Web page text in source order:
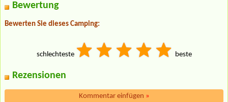
Bewertung
Bewerten Sie dieses Camping:
schlechteste beste
Rezensionen
Kommentar einfügen »